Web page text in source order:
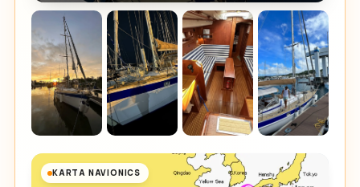
KARTA NAVIONICS